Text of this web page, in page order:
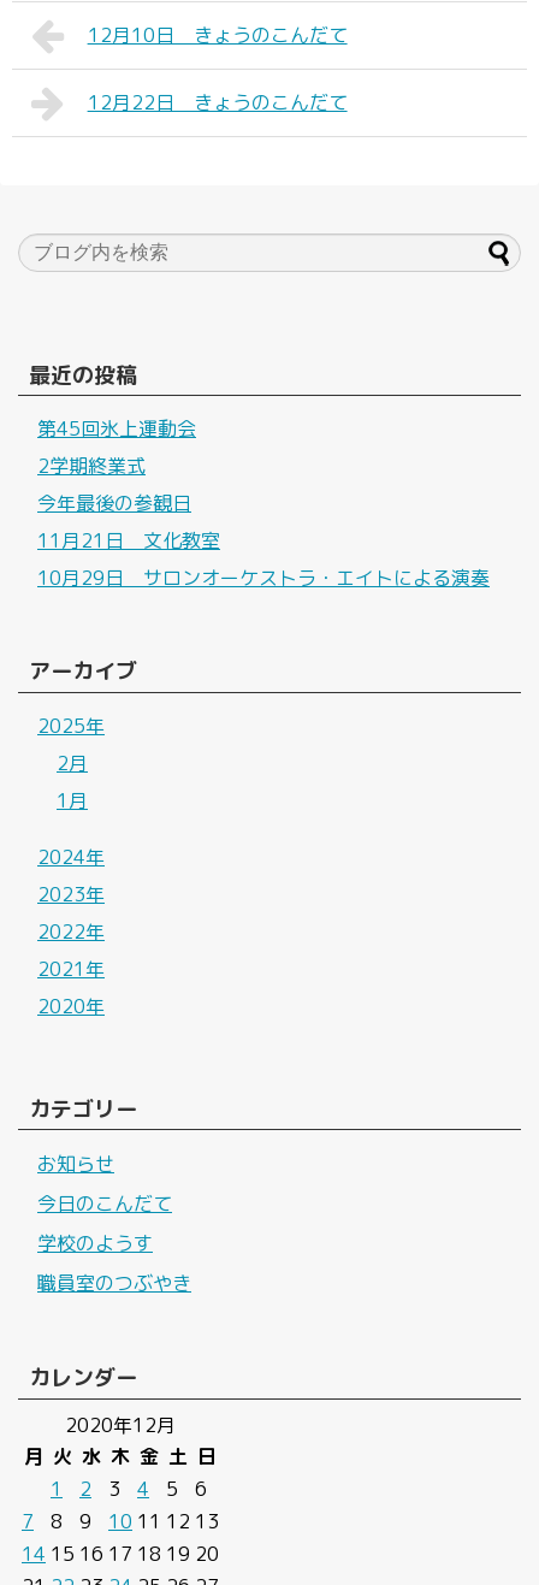
12月10日 きょうのこんだて
12月22日 きょうのこんだて
最近の投稿
第45回氷上運動会
2学期終業式
今年最後の参観日
11月21日 文化教室
10月29日 サロンオーケストラ・エイトによる演奏
アーカイブ
2025年
2月
1月
2024年
2023年
2022年
2021年
2020年
カテゴリー
お知らせ
今日のこんだて
学校のようす
職員室のつぶやき
カレンダー
2020年12月
月 火 水 木 金 土 日
1
2 3 4 5
6
7
8 9 10 11 12 13
14 15 16 17 18 19 20